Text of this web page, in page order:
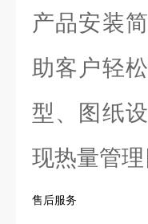
产品安装
助客户轻
型、图纸
现热量管理
售后服务